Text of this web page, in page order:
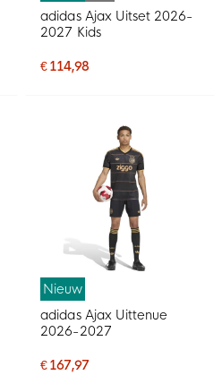
adidas Ajax Uitset 2026-
2027 Kids
€ 114,98
Nieuw
adidas Ajax Uittenue
2026-2027
€ 167,97